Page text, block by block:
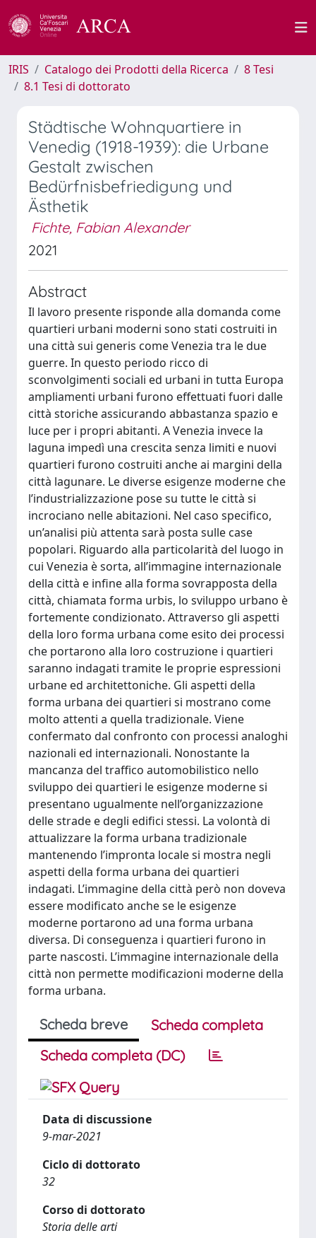
IRIS Catalogo dei Prodotti della Ricerca
8 Tesi
8.1 Tesi di dottorato
Städtische Wohnquartiere in
Venedig (1918-1939): die Urbane
Gestalt zwischen
Bedürfnisbefriedigung und
Ästhetik
Fichte, Fabian Alexander
2021
Abstract
Il lavoro presente risponde alla domanda come
quartieri urbani moderni sono stati costruiti in
una città sui generis come Venezia tra le due
guerre. In questo periodo ricco di
sconvolgimenti sociali ed urbani in tutta Europa
ampliamenti urbani furono effettuati fuori dalle
città storiche assicurando abbastanza spazio e
luce per i propri abitanti. A Venezia invece la
laguna impedì una crescita senza limiti e nuovi
quartieri furono costruiti anche ai margini della
città lagunare. Le diverse esigenze moderne che
l’industrializzazione pose su tutte le città si
incrociano nelle abitazioni. Nel caso specifico,
un’analisi più attenta sarà posta sulle case
popolari. Riguardo alla particolarità del luogo in
cui Venezia è sorta, all’immagine internazionale
della città e infine alla forma sovrapposta della
città, chiamata forma urbis, lo sviluppo urbano è
fortemente condizionato. Attraverso gli aspetti
della loro forma urbana come esito dei processi
che portarono alla loro costruzione i quartieri
saranno indagati tramite le proprie espressioni
urbane ed architettoniche. Gli aspetti della
forma urbana dei quartieri si mostrano come
molto attenti a quella tradizionale. Viene
confermato dal confronto con processi analoghi
nazionali ed internazionali. Nonostante la
mancanza del traffico automobilistico nello
sviluppo dei quartieri le esigenze moderne si
presentano ugualmente nell’organizzazione
delle strade e degli edifici stessi. La volontà di
attualizzare la forma urbana tradizionale
mantenendo l’impronta locale si mostra negli
aspetti della forma urbana dei quartieri
indagati. L’immagine della città però non doveva
essere modificato anche se le esigenze
moderne portarono ad una forma urbana
diversa. Di conseguenza i quartieri furono in
parte nascosti. L’immagine internazionale della
città non permette modificazioni moderne della
forma urbana.
Scheda breve
Scheda completa
Scheda completa (DC)
Data di discussione
9-mar-2021
Ciclo di dottorato
32
Corso di dottorato
Storia delle arti